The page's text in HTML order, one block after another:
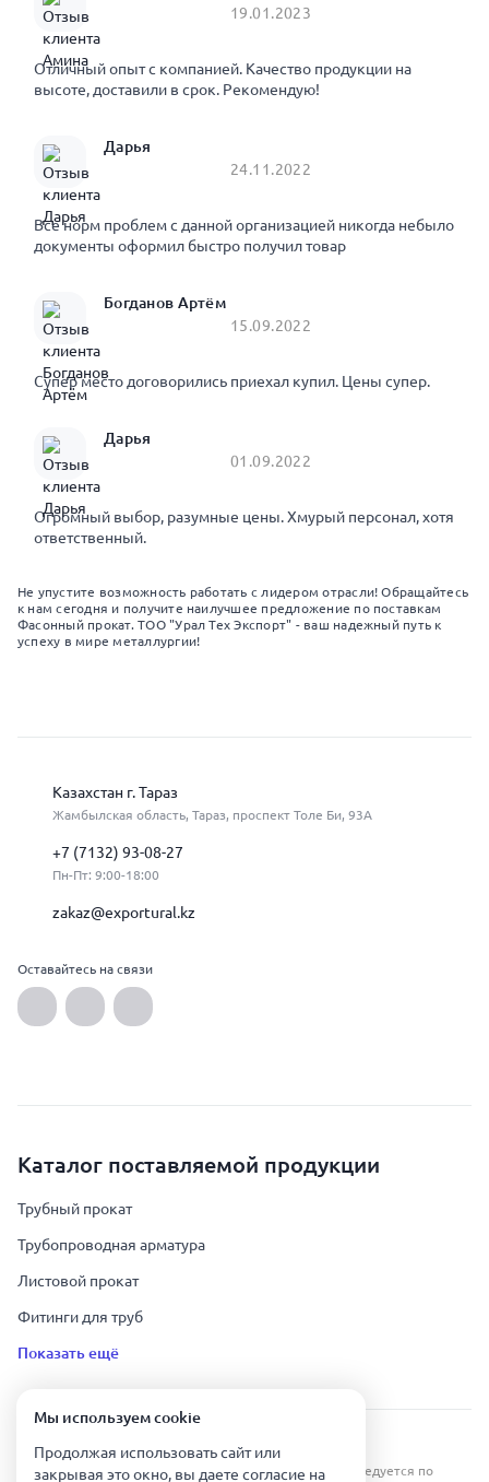
19.01.2023
Отличный опыт с компанией. Качество продукции на
высоте, доставили в срок. Рекомендую!
Дарья
24.11.2022
Все норм проблем с данной организацией никогда небыло
документы оформил быстро получил товар
Богданов Артём
15.09.2022
Супер место договорились приехал купил. Цены супер.
Дарья
01.09.2022
Огромный выбор, разумные цены. Хмурый персонал, хотя
ответственный.
Не упустите возможность работать с лидером отрасли! Обращайтесь
к нам сегодня и получите наилучшее предложение по поставкам
Фасонный прокат. ТОО "Урал Тех Экспорт" - ваш надежный путь к
успеху в мире металлургии!
Казахстан г. Тараз
Жамбылская область, Тараз, проспект Толе Би, 93А
+7 (7132) 93-08-27
Пн-Пт: 9:00-18:00
zakaz@exportural.kz
Оставайтесь на связи
Каталог поставляемой продукции
Трубный прокат
Трубопроводная арматура
Листовой прокат
Фитинги для труб
Показать ещё
Урал Тех Экспорт — Казахстан © 2019-
Все права защищены. Копирование информации преследуется по
Мы используем сookie
Продолжая использовать сайт или
закрывая это окно, вы даете согласие на